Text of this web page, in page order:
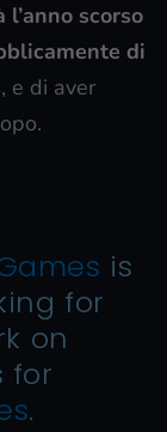
l’anno scorso
di
, e di aver
is
for
on
for
.